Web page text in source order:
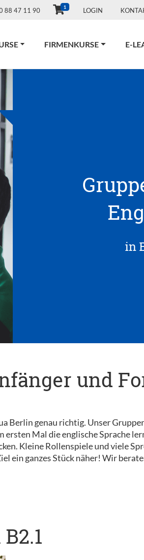
88 47 11 90 1 LOGIN
FIRMENKURSE E-
in
und
Berlin genau richtig. Unser
Mal die englische Sprache
Kleine Rollenspiele und viele
ein ganzes Stück näher! Wir